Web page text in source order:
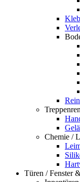
Chemie /
Türen / Fenster